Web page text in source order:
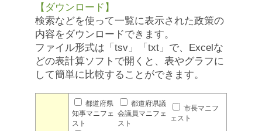
【ダウンロード】
検索などを使って一覧に表示された政策の
内容をダウンロードできます。
ファイル形式は「tsv」「txt」で、Excelな
どの表計算ソフトで開くと、表やグラフに
して簡単に比較することができます。
都道府県
知事マニフェ
スト
都道府県議
会議員マニフェ
スト
市長マニフ
ェスト